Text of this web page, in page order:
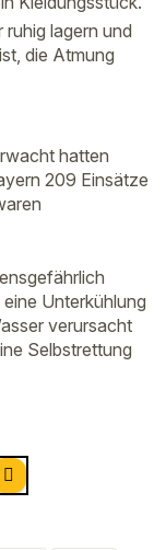
lagern und
die Atmung
hatten
209 Einsätze
Unterkühlung
verursacht
Selbstrettung